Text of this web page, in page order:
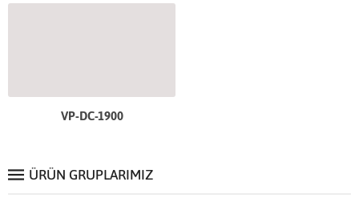
VP-DC-1900
ÜRÜN GRUPLARIMIZ